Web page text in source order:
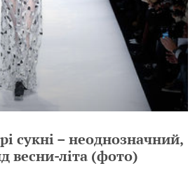
сукні – неоднозначний,
весни-літа (фото)